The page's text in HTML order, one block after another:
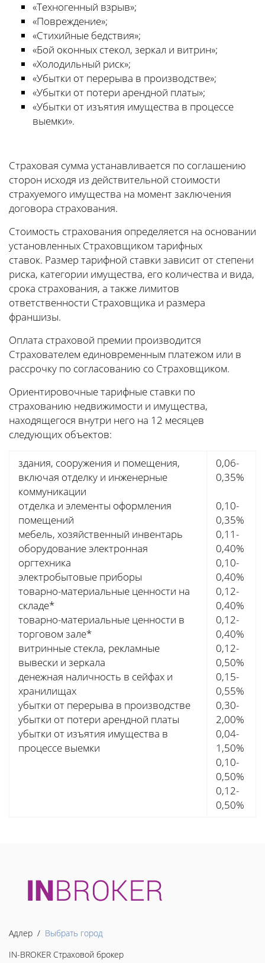
«Техногенный взрыв»;
«Повреждение»;
«Стихийные бедствия»;
«Бой оконных стекол, зеркал и витрин»;
«Холодильный риск»;
«Убытки от перерыва в производстве»;
«Убытки от потери арендной платы»;
«Убытки от изъятия имущества в процессе
выемки».
Страховая сумма устанавливается по соглашению
сторон исходя из действительной стоимости
страхуемого имущества на момент заключения
договора страхования.
Стоимость страхования определяется на основании
установленных Страховщиком тарифных
ставок. Размер тарифной ставки зависит от степени
риска, категории имущества, его количества и вида,
срока страхования, а также лимитов
ответственности Страховщика и размера
франшизы.
Оплата страховой премии производится
Страхователем единовременным платежом или в
рассрочку по согласованию со Страховщиком.
Ориентировочные тарифные ставки по
страхованию недвижимости и имущества,
находящегося внутри него на 12 месяцев
следующих объектов:
здания, сооружения и помещения,
включая отделку и инженерные
коммуникации
отделка и элементы оформления
помещений
мебель, хозяйственный инвентарь
оборудование электронная
оргтехника
электробытовые приборы
товарно-материальные ценности на
складе*
товарно-материальные ценности в
торговом зале*
витринные стекла, рекламные
вывески и зеркала
денежная наличность в сейфах и
хранилищах
убытки от перерыва в производстве
убытки от потери арендной платы
убытки от изъятия имущества в
процессе выемки
0,06-
0,35%
0,10-
0,35%
0,11-
0,40%
0,10-
0,40%
0,12-
0,40%
0,12-
0,40%
0,12-
0,50%
0,15-
0,55%
0,30-
2,00%
0,04-
1,50%
0,10-
0,50%
0,12-
0,50%
Адлер / Выбрать город
IN-BROKER Страховой брокер